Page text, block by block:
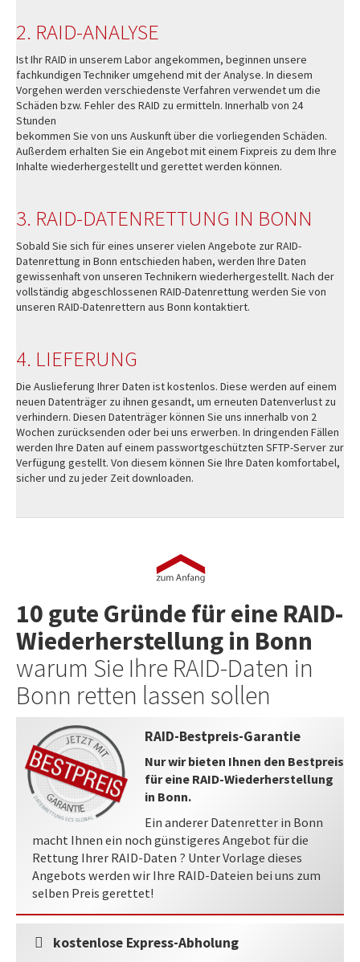
2. RAID-ANALYSE
Ist Ihr RAID in unserem Labor angekommen, beginnen unsere
fachkundigen Techniker umgehend mit der Analyse. In diesem
Vorgehen werden verschiedenste Verfahren verwendet um die
Schäden bzw. Fehler des RAID zu ermitteln. Innerhalb von 24
Stunden
bekommen Sie von uns Auskunft über die vorliegenden Schäden.
Außerdem erhalten Sie ein Angebot mit einem Fixpreis zu dem Ihre
Inhalte wiederhergestellt und gerettet werden können.
3. RAID-DATENRETTUNG IN BONN
Sobald Sie sich für eines unserer vielen Angebote zur RAID-
Datenrettung in Bonn entschieden haben, werden Ihre Daten
gewissenhaft von unseren Technikern wiederhergestellt. Nach der
vollständig abgeschlossenen RAID-Datenrettung werden Sie von
unseren RAID-Datenrettern aus Bonn kontaktiert.
4. LIEFERUNG
Die Auslieferung Ihrer Daten ist kostenlos. Diese werden auf einem
neuen Datenträger zu ihnen gesandt, um erneuten Datenverlust zu
verhindern. Diesen Datenträger können Sie uns innerhalb von 2
Wochen zurücksenden oder bei uns erwerben. In dringenden Fällen
werden Ihre Daten auf einem passwortgeschützten SFTP-Server zur
Verfügung gestellt. Von diesem können Sie Ihre Daten komfortabel,
sicher und zu jeder Zeit downloaden.
10 gute Gründe für eine RAID-
Wiederherstellung in Bonn
warum Sie Ihre RAID-Daten in
Bonn retten lassen sollen
RAID-Bestpreis-Garantie
Nur wir bieten Ihnen den Bestpreis
für eine RAID-Wiederherstellung
in Bonn.
Ein anderer Datenretter in Bonn
macht Ihnen ein noch günstigeres Angebot für die
Rettung Ihrer RAID-Daten ? Unter Vorlage dieses
Angebots werden wir Ihre RAID-Dateien bei uns zum
selben Preis gerettet!
kostenlose Express-Abholung